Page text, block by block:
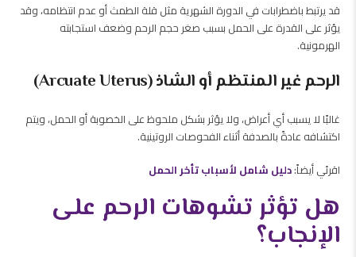
قد يرتبط باضطرابات في الدورة الشهرية مثل قلة الطمث أو عدم انتظامه، وقد
يؤثر على القدرة على الحمل بسبب صغر حجم الرحم وضعف استجابته
الهرمونية.
الرحم غير المنتظم أو الشاذ (Arcuate Uterus)
غالبًا لا يسبب أي أعراض، ولا يؤثر بشكل ملحوظ على الخصوبة أو الحمل، ويتم
اكتشافه عادةً بالصدفة أثناء الفحوصات الروتينية.
اقرئي أيضاً:دليل شامل لأسباب تأخر الحمل
هل تؤثر تشوهات الرحم على
الإنجاب؟